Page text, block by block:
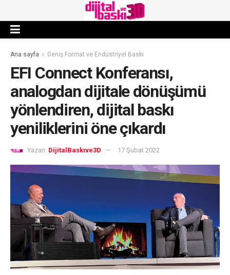
Ana sayfa Geniş Format ve Endüstriyel Baskı
EFI Connect Konferansı,
analogdan dijitale dönüşümü
yönlendiren, dijital baskı
yeniliklerini öne çıkardı
Yazan: DijitalBaskıve3D 17 Şubat 2022